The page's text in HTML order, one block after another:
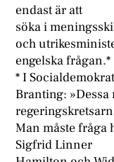
endast är att
söka i
och
engelska frågan.*
* I
Branting:
Man måste fråga
Sigfrid Linner